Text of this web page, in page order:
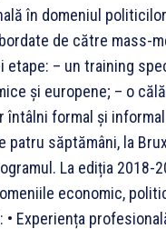
în domeniul
de către mass-
etape: – un training
și europene; – o
întâlni formal și
patru săptămâni, la
La ediția
economic,
Experiența